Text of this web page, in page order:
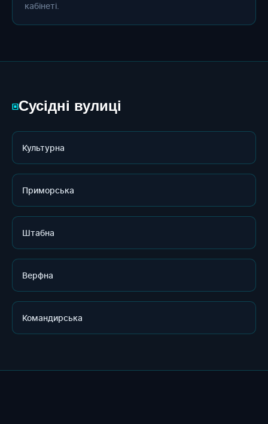
кабінеті.
▣Сусідні вулиці
Культурна
Приморська
Штабна
Верфна
Командирська